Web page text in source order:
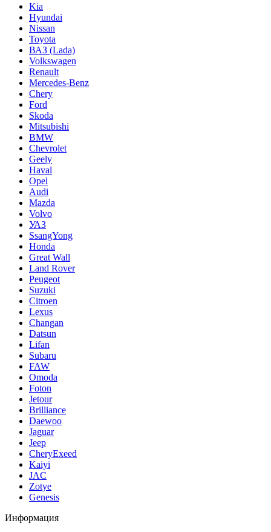
Kia
Hyundai
Nissan
Toyota
ВАЗ (Lada)
Volkswagen
Renault
Mercedes-Benz
Chery
Ford
Skoda
Mitsubishi
BMW
Chevrolet
Geely
Haval
Opel
Audi
Mazda
Volvo
УАЗ
SsangYong
Honda
Great Wall
Land Rover
Peugeot
Suzuki
Citroen
Lexus
Changan
Datsun
Lifan
Subaru
FAW
Omoda
Foton
Jetour
Brilliance
Daewoo
Jaguar
Jeep
CheryExeed
Kaiyi
JAC
Zotye
Genesis
Информация